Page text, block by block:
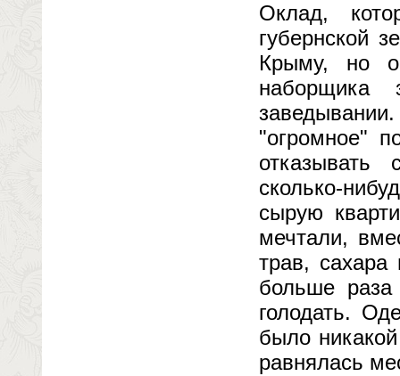
Оклад,
губернской
Крыму, но
наборщика
"огромное"
сколько-
сырую
мечтали,
трав,
больше
голодать.
было
равнялась